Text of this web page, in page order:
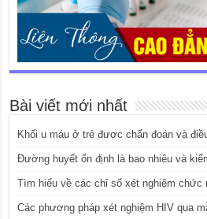
Bài viết mới nhất
Khối u máu ở trẻ được chẩn đoán và
Đường huyết ổn định là bao nhiêu và
Tìm hiểu về các chỉ số xét nghiệm chức
Các phương pháp xét nghiệm HIV qua